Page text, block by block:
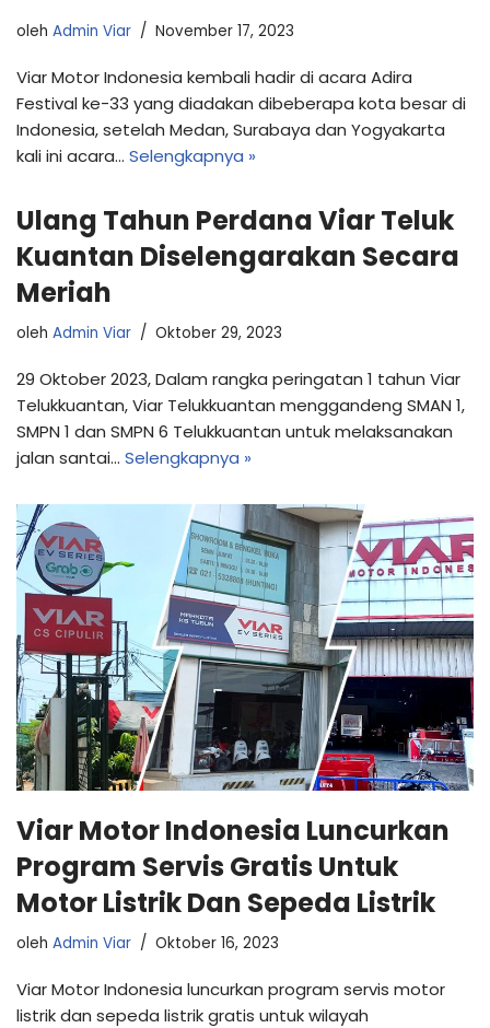
oleh Admin Viar November 17, 2023
Viar Motor Indonesia kembali hadir di acara Adira
Festival ke-33 yang diadakan dibeberapa kota besar di
Indonesia, setelah Medan, Surabaya dan Yogyakarta
kali ini acara… Selengkapnya »
Ulang Tahun Perdana Viar Teluk
Kuantan Diselengarakan Secara
Meriah
oleh Admin Viar Oktober 29, 2023
29 Oktober 2023, Dalam rangka peringatan 1 tahun Viar
Telukkuantan, Viar Telukkuantan menggandeng SMAN 1,
SMPN 1 dan SMPN 6 Telukkuantan untuk melaksanakan
jalan santai… Selengkapnya »
Viar Motor Indonesia Luncurkan
Program Servis Gratis Untuk
Motor Listrik Dan Sepeda Listrik
oleh Admin Viar Oktober 16, 2023
Viar Motor Indonesia luncurkan program servis motor
listrik dan sepeda listrik gratis untuk wilayah